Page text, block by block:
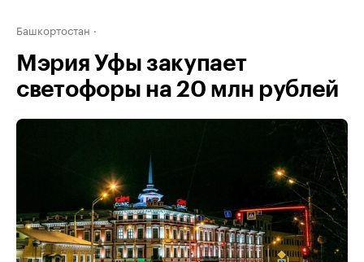
Башкортостан
Мэрия Уфы закупает
светофоры на 20 млн рублей